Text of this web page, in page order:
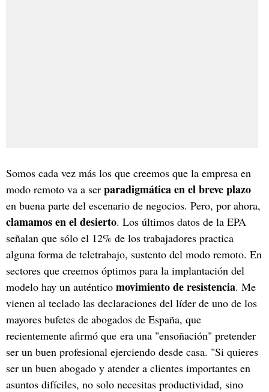
Somos cada vez más los que creemos que la empresa en
modo remoto va a ser paradigmática en el breve plazo
en buena parte del escenario de negocios. Pero, por ahora,
clamamos en el desierto. Los últimos datos de la EPA
señalan que sólo el 12% de los trabajadores practica
alguna forma de teletrabajo, sustento del modo remoto. En
sectores que creemos óptimos para la implantación del
modelo hay un auténtico movimiento de resistencia. Me
vienen al teclado las declaraciones del líder de uno de los
mayores bufetes de abogados de España, que
recientemente afirmó que era una "ensoñación" pretender
ser un buen profesional ejerciendo desde casa. "Si quieres
ser un buen abogado y atender a clientes importantes en
asuntos difíciles, no solo necesitas productividad, sino